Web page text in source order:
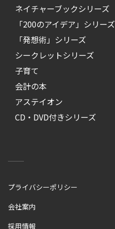
ネイチャーブックシリーズ
「200のアイデア」シリーズ
「発想術」シリーズ
シークレットシリーズ
子育て
会計の本
アステイオン
CD・DVD付きシリーズ
プライバシーポリシー
会社案内
採用情報